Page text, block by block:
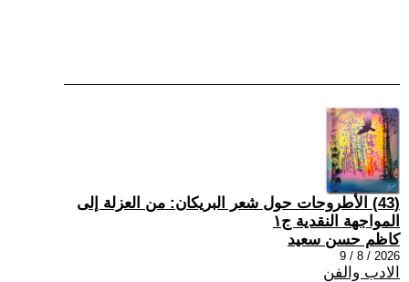
(43) الأطروحات حول شعر البريكان: من العزلة إلى
المواجهة النقدية ج١
كاظم حسن سعيد
2026 / 8 / 9
الادب والفن